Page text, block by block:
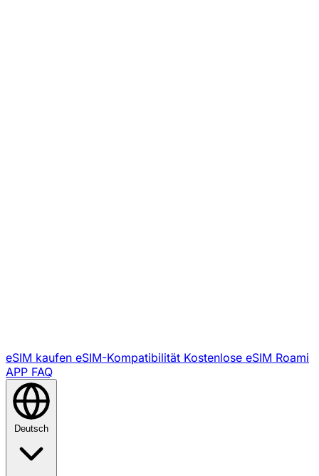
eSIM kaufen eSIM-Kompatibilität Kostenlose eSIM Roami
APP FAQ
Deutsch